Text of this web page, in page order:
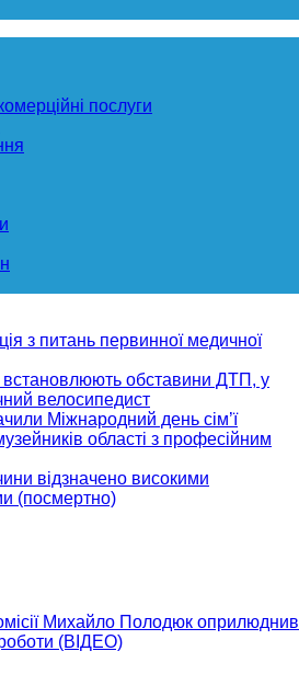
послуги
з питань первинної медичної
встановлюють обставини ДТП, у
велосипедист
Міжнародний день сім’ї
області з професійним
відзначено високими
(посмертно)
Михайло Полодюк оприлюднив
роботи (ВІДЕО)